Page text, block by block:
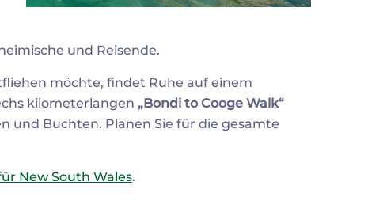
und Reisende.
möchte, findet Ruhe auf einem
kilometerlangen „Bondi to Cooge Walk“
und Buchten. Planen Sie für die gesamte
New South Wales.